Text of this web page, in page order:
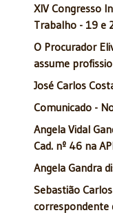
XIV Congresso
Trabalho - 19 e
O Procurador
assume
José Carlos
Comunicado -
Angela Vidal
Cad. nº 46 na
Angela Gandra
Sebastião
correspondente